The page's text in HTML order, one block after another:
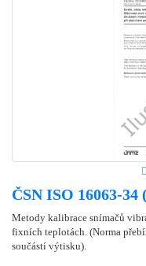
ČSN ISO 16063-34
Metody kalibrace snímačů
fixních teplotách. (Norma
součástí výtisku).